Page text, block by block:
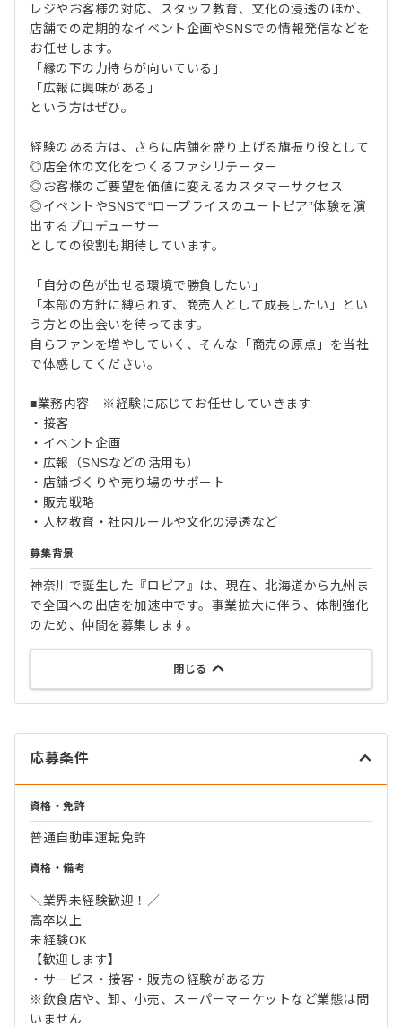
レジやお客様の対応、スタッフ教育、文化の浸透のほか、
店舗での定期的なイベント企画やSNSでの情報発信などを
お任せします。
「縁の下の力持ちが向いている」
「広報に興味がある」
という方はぜひ。
経験のある方は、さらに店舗を盛り上げる旗振り役として
◎店全体の文化をつくるファシリテーター
◎お客様のご要望を価値に変えるカスタマーサクセス
◎イベントやSNSで“ロープライスのユートピア”体験を演
出するプロデューサー
としての役割も期待しています。
「自分の色が出せる環境で勝負したい」
「本部の方針に縛られず、商売人として成長したい」とい
う方との出会いを待ってます。
自らファンを増やしていく、そんな「商売の原点」を当社
で体感してください。
■業務内容 ※経験に応じてお任せしていきます
・接客
・イベント企画
・広報（SNSなどの活用も）
・店舗づくりや売り場のサポート
・販売戦略
・人材教育・社内ルールや文化の浸透など
募集背景
神奈川で誕生した『ロピア』は、現在、北海道から九州ま
で全国への出店を加速中です。事業拡大に伴う、体制強化
のため、仲間を募集します。
閉じる
応募条件
資格・免許
普通自動車運転免許
資格・備考
＼業界未経験歓迎！／
高卒以上
未経験OK
【歓迎します】
・サービス・接客・販売の経験がある方
※飲食店や、卸、小売、スーパーマーケットなど業態は問
いません